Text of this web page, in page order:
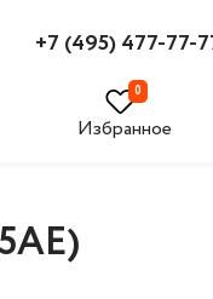
+7 (495) 477-77-
0
Избранное